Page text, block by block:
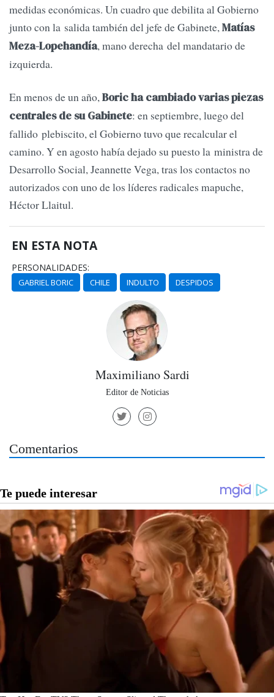
medidas económicas. Un cuadro que debilita al Gobierno
junto con la salida también del jefe de Gabinete,Matías
Meza-Lopehandía, mano derecha del mandatario de
izquierda.
En menos de un año,Boric ha cambiado varias piezas
centrales de su Gabinete: en septiembre, luego del
fallido plebiscito, el Gobierno tuvo que recalcular el
camino. Y en agosto había dejado su puesto la ministra de
Desarrollo Social, Jeannette Vega, tras los contactos no
autorizados con uno de los líderes radicales mapuche,
Héctor Llaitul.
EN ESTA NOTA
PERSONALIDADES:
GABRIEL BORIC CHILE INDULTO DESPIDOS
Maximiliano Sardi
Editor de Noticias
Comentarios